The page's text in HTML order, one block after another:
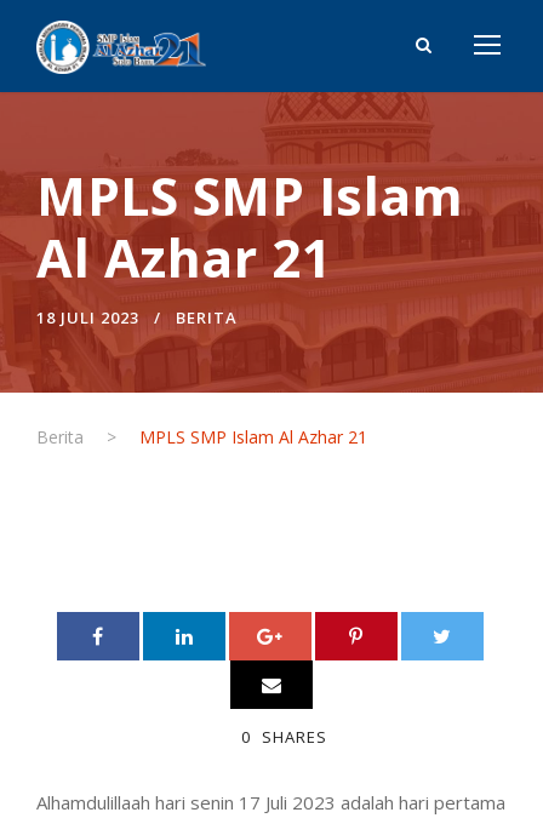
MPLS SMP Islam
Al Azhar 21
18 JULI 2023 BERITA
Berita > MPLS SMP Islam Al Azhar 21
0 SHARES
Alhamdulillaah hari senin 17 Juli 2023 adalah hari pertama